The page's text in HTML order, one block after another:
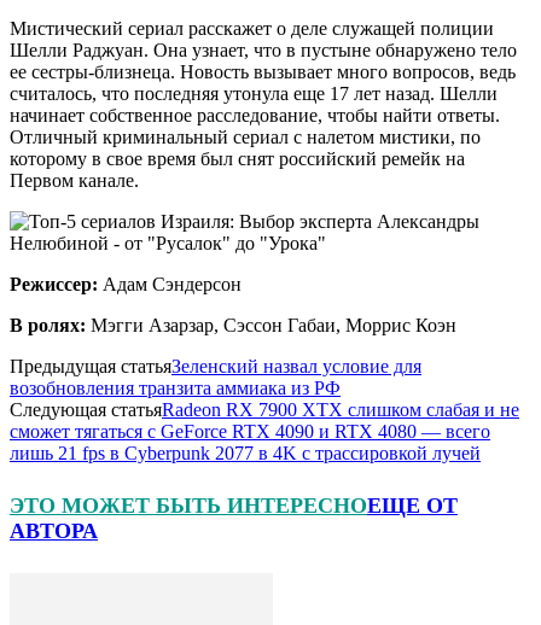
Мистический сериал расскажет о деле служащей полиции
Шелли Раджуан. Она узнает, что в пустыне обнаружено тело
ее сестры-близнеца. Новость вызывает много вопросов, ведь
считалось, что последняя утонула еще 17 лет назад. Шелли
начинает собственное расследование, чтобы найти ответы.
Отличный криминальный сериал с налетом мистики, по
которому в свое время был снят российский ремейк на
Первом канале.
Режиссер: Адам Сэндерсон
В ролях: Мэгги Азарзар, Сэссон Габаи, Моррис Коэн
Предыдущая статьяЗеленский назвал условие для
возобновления транзита аммиака из РФ
Следующая статьяRadeon RX 7900 XTX слишком слабая и не
сможет тягаться с GeForce RTX 4090 и RTX 4080 — всего
лишь 21 fps в Cyberpunk 2077 в 4K с трассировкой лучей
ЭТО МОЖЕТ БЫТЬ ИНТЕРЕСНОЕЩЕ ОТ
АВТОРА